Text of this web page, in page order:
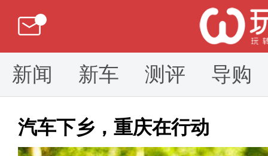
新闻 新车 测评 导购
汽车下乡，重庆在行动